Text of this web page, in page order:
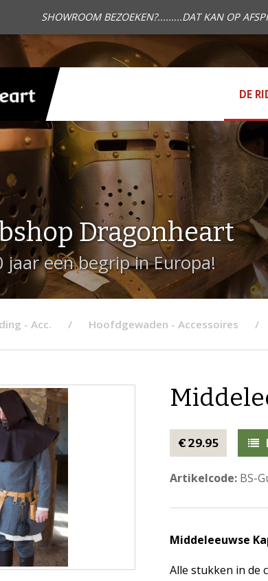
SHOWROOM BEZOEKEN?.........DAT KAN OP
DE
Dragonheart
jaar een begrip in Europa!
- Acc. Hoofdgewaden - Accessoires
€ 29.95
Artikelcode:BS-
Middeleeuwse
Alle stukken in de